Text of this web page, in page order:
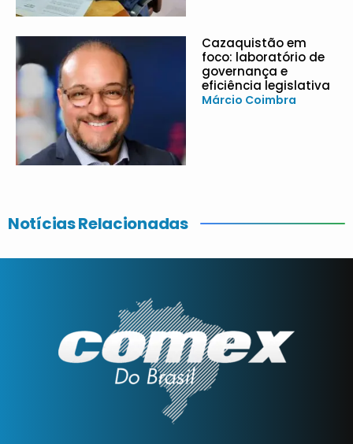
Cazaquistão em
foco: laboratório de
governança e
eficiência legislativa
Márcio Coimbra
Notícias Relacionadas